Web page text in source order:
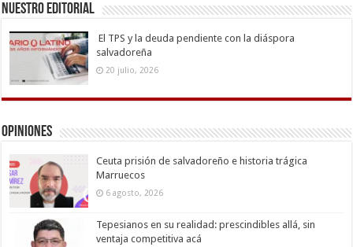
Nuestro Editorial
El TPS y la deuda pendiente con la diáspora
salvadoreña
20 julio, 2026
Opiniones
Ceuta prisión de salvadoreño e historia trágica
Marruecos
6 agosto, 2026
Tepesianos en su realidad: prescindibles allá, sin
ventaja competitiva acá